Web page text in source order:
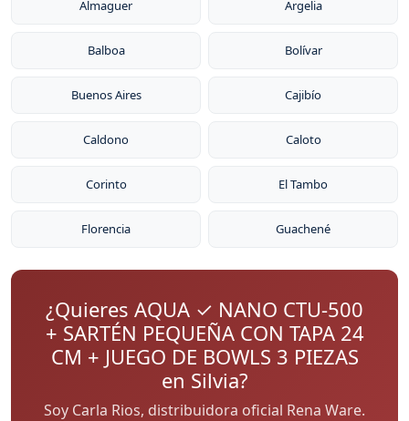
Almaguer Argelia
Balboa Bolívar
Buenos Aires Cajibío
Caldono Caloto
Corinto El Tambo
Florencia Guachené
¿Quieres AQUA ✓ NANO CTU-500
+ SARTÉN PEQUEÑA CON TAPA 24
CM + JUEGO DE BOWLS 3 PIEZAS
en Silvia?
Soy Carla Rios, distribuidora oficial Rena Ware.